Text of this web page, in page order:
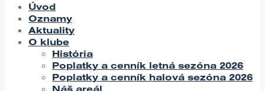
Úvod
Oznamy
Aktuality
O klube
História
Poplatky a cenník letná sezóna 2026
Poplatky a cenník halová sezóna 2026
Náš areál